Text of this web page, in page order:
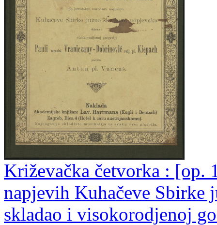
Križevačka četvorka : [op.
napjevih Kuhačeve Sbirke
skladao i visokorodjenoj